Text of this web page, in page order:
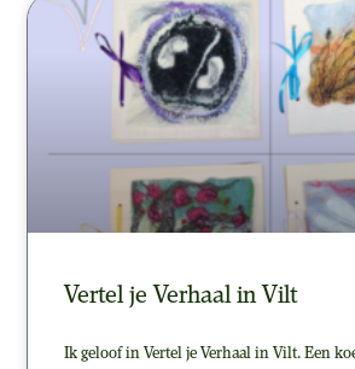
Vertel je Verhaal in Vilt
Ik geloof in Vertel je Verhaal in Vilt. Een